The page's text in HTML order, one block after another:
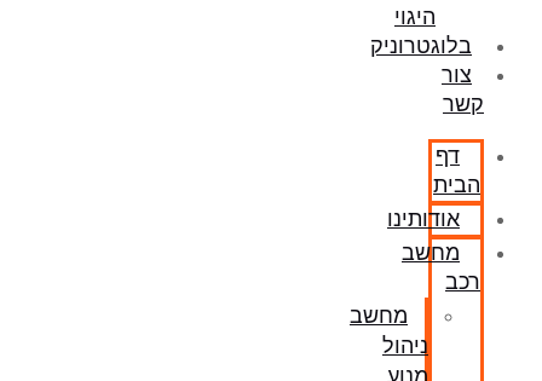
היגוי
בלוגטרוניק
צור
קשר
דף
הבית
אודותינו
מחשב
רכב
מחשב
ניהול
מנוע